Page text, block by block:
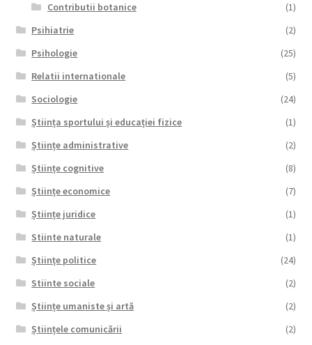
Contributii botanice
(1)
Psihiatrie
(2)
Psihologie
(25)
Relatii internationale
(5)
Sociologie
(24)
Știința sportului și educației fizice
(1)
Științe administrative
(2)
Științe cognitive
(8)
Științe economice
(7)
Științe juridice
(1)
Stiinte naturale
(1)
Științe politice
(24)
Stiinte sociale
(2)
Științe umaniste și artă
(2)
Științele comunicării
(2)